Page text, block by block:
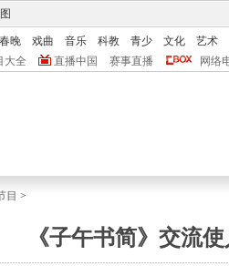
春晚 戏曲 音乐 科教 青少 文化
艺术
大全 直播中国 赛事直播 网络
目 >
《子午书简》交流